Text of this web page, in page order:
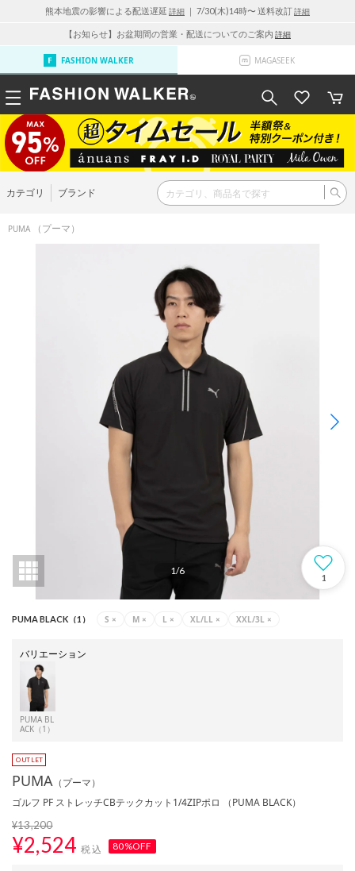
熊本地震の影響による配送遅延 詳細 ｜ 7/30(木)14時〜 送料改訂詳細
【お知らせ】お盆期間の営業・配送についてのご案内 詳細
FASHION WALKER MAGASEEK
カテゴリ ブランド
PUMA （プーマ）
1/6
1
PUMA BLACK（1） S × M × L × XL/LL × XXL/3L ×
バリエーション
PUMA BL
ACK（1）
PUMA （プーマ）
ゴルフ PF ストレッチCBテックカット1/4ZIPポロ （PUMA BLACK）
¥13,200
¥2,524 税込 80%OFF